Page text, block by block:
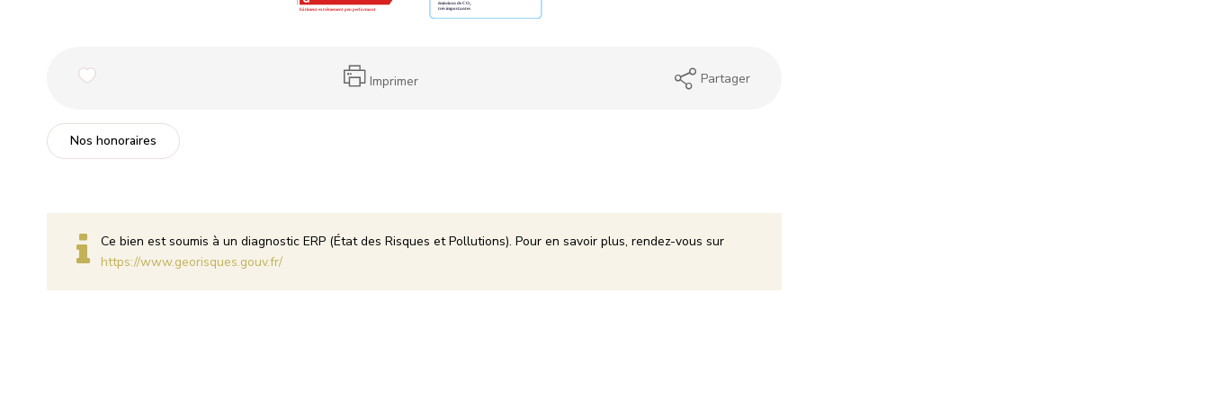
Imprimer Partager
Nos honoraires
Ce bien est soumis à un diagnostic ERP (État des Risques et Pollutions). Pour en savoir plus, rendez-vous sur
https://www.georisques.gouv.fr/